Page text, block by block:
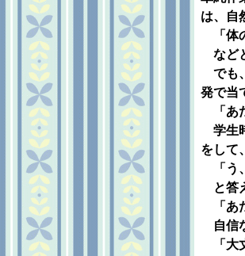
は、自
「体
など
でも
発で当
「あ
学生
をして
「う
と答
「あ
自信
「大